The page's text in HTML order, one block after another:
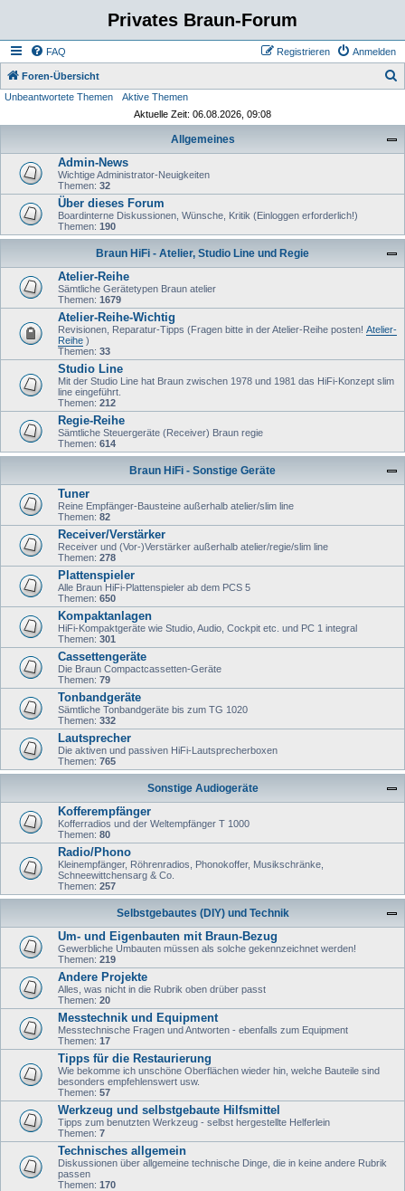
Privates Braun-Forum
FAQ Anmelden
Registrieren
Foren-Übersicht
Unbeantwortete Themen
Aktive Themen
Aktuelle Zeit: 06.08.2026, 09:08
Allgemeines
Admin-News
Wichtige Administrator-Neuigkeiten
Themen: 32
Über dieses Forum
Boardinterne Diskussionen, Wünsche, Kritik (Einloggen erforderlich!)
Themen: 190
Braun HiFi - Atelier, Studio Line und Regie
Atelier-Reihe
Sämtliche Gerätetypen Braun atelier
Themen: 1679
Atelier-Reihe-Wichtig
Revisionen, Reparatur-Tipps (Fragen bitte in der Atelier-Reihe posten! Atelier-
Reihe )
Themen: 33
Studio Line
Mit der Studio Line hat Braun zwischen 1978 und 1981 das HiFi-Konzept slim
line eingeführt.
Themen: 212
Regie-Reihe
Sämtliche Steuergeräte (Receiver) Braun regie
Themen: 614
Braun HiFi - Sonstige Geräte
Tuner
Reine Empfänger-Bausteine außerhalb atelier/slim line
Themen: 82
Receiver/Verstärker
Receiver und (Vor-)Verstärker außerhalb atelier/regie/slim line
Themen: 278
Plattenspieler
Alle Braun HiFi-Plattenspieler ab dem PCS 5
Themen: 650
Kompaktanlagen
HiFi-Kompaktgeräte wie Studio, Audio, Cockpit etc. und PC 1 integral
Themen: 301
Cassettengeräte
Die Braun Compactcassetten-Geräte
Themen: 79
Tonbandgeräte
Sämtliche Tonbandgeräte bis zum TG 1020
Themen: 332
Lautsprecher
Die aktiven und passiven HiFi-Lautsprecherboxen
Themen: 765
Sonstige Audiogeräte
Kofferempfänger
Kofferradios und der Weltempfänger T 1000
Themen: 80
Radio/Phono
Kleinempfänger, Röhrenradios, Phonokoffer, Musikschränke,
Schneewittchensarg & Co.
Themen: 257
Selbstgebautes (DIY) und Technik
Um- und Eigenbauten mit Braun-Bezug
Gewerbliche Umbauten müssen als solche gekennzeichnet werden!
Themen: 219
Andere Projekte
Alles, was nicht in die Rubrik oben drüber passt
Themen: 20
Messtechnik und Equipment
Messtechnische Fragen und Antworten - ebenfalls zum Equipment
Themen: 17
Tipps für die Restaurierung
Wie bekomme ich unschöne Oberflächen wieder hin, welche Bauteile sind
besonders empfehlenswert usw.
Themen: 57
Werkzeug und selbstgebaute Hilfsmittel
Tipps zum benutzten Werkzeug - selbst hergestellte Helferlein
Themen: 7
Technisches allgemein
Diskussionen über allgemeine technische Dinge, die in keine andere Rubrik
passen
Themen: 170